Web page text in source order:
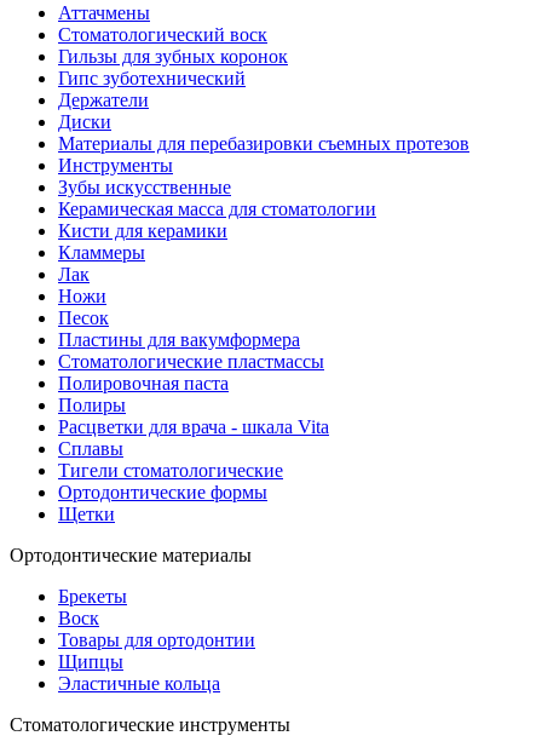
Аттачмены
Стоматологический воск
Гильзы для зубных коронок
Гипс зуботехнический
Держатели
Диски
Материалы для перебазировки съемных протезов
Инструменты
Зубы искусственные
Керамическая масса для стоматологии
Кисти для керамики
Кламмеры
Лак
Ножи
Песок
Пластины для вакумформера
Стоматологические пластмассы
Полировочная паста
Полиры
Расцветки для врача - шкала Vita
Сплавы
Тигели стоматологические
Ортодонтические формы
Щетки
Ортодонтические материалы
Брекеты
Воск
Товары для ортодонтии
Щипцы
Эластичные кольца
Стоматологические инструменты